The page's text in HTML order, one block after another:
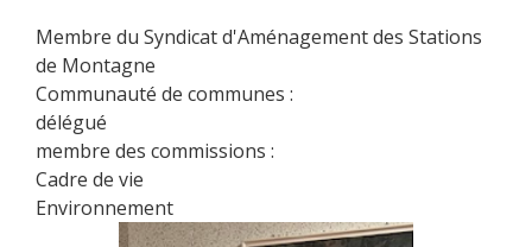
Membre du Syndicat d'Aménagement des Stations
de Montagne
Communauté de communes :
délégué
membre des commissions :
Cadre de vie
Environnement